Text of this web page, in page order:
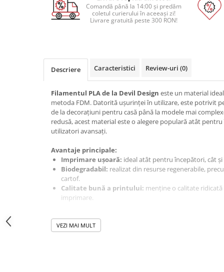
Accesorii baterii si acumulatori
Module atasabile Arduino
Module Wireless
pentru Arduino
Ecrane LCD, TFT, OLED
Motoare si variatoare
Variatoare turatie motoare
Surse de alimentare
Alimentatoare AC-DC
Comandă până la 14:00 și predăm
coletul curierului în aceeași zi!
Livrare gratuită peste 300 RON!
Descriere Caracteristici Review-uri (0)
Filamentul PLA de la Devil Design este un material
metoda FDM. Datorită ușurinței în utilizare, este potrivit
de la decorațiuni pentru casă până la modele mai
redusă, acest material este o alegere populară atât
utilizatori avansați.
Avantaje principale:
Imprimare ușoară: ideal atât pentru începători, cât
Biodegradabil: realizat din resurse regenerabile,
cartof.
Calitate bună a printului: menține o calitate
imprimare.
Utilizare produs:
PLA este potrivit pentru imprimarea modelelor supuse
VEZI MAI MULT